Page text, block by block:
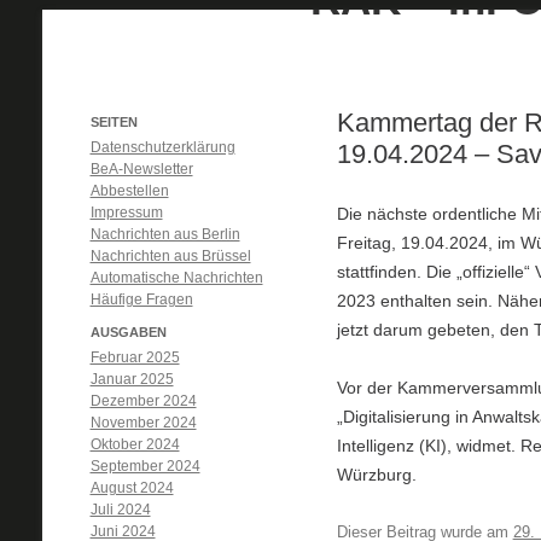
Kammertag der
19.04.2024 –
Die nächste ordentliche
Freitag, 19.04.2024, im
stattfinden. Die „offizielle“
2023 enthalten sein.
jetzt darum gebeten, den
Vor der
„Digitalisierung in
Intelligenz (KI), widmet.
Würzburg.
Dieser Beitrag wurde am 29.
SEITEN
Datenschutzerklärung
BeA-Newsletter
Abbestellen
Impressum
Nachrichten aus Berlin
Nachrichten aus Brüssel
Automatische Nachrichten
Häufige Fragen
AUSGABEN
Februar 2025
Januar 2025
Dezember 2024
November 2024
Oktober 2024
September 2024
August 2024
Juli 2024
Juni 2024